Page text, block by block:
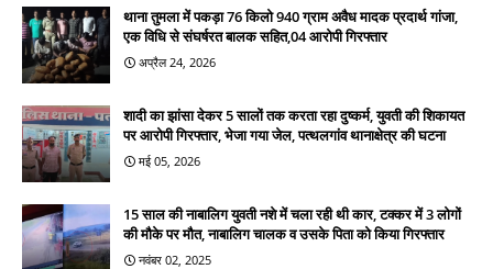
थाना तुमला में पकड़ा 76 किलो 940 ग्राम अवैध मादक प्रदार्थ गांजा,
एक विधि से संघर्षरत बालक सहित,04 आरोपी गिरफ्तार
अप्रैल 24, 2026
शादी का झांसा देकर 5 सालों तक करता रहा दुष्कर्म, युवती की शिकायत
पर आरोपी गिरफ्तार, भेजा गया जेल, पत्थलगांव थानाक्षेत्र की घटना
मई 05, 2026
15 साल की नाबालिग युवती नशे में चला रही थी कार, टक्कर में 3 लोगों
की मौके पर मौत, नाबालिग चालक व उसके पिता को किया गिरफ्तार
नवंबर 02, 2025